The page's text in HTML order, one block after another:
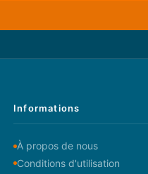
Informations
À propos de nous
Conditions d'utilisation